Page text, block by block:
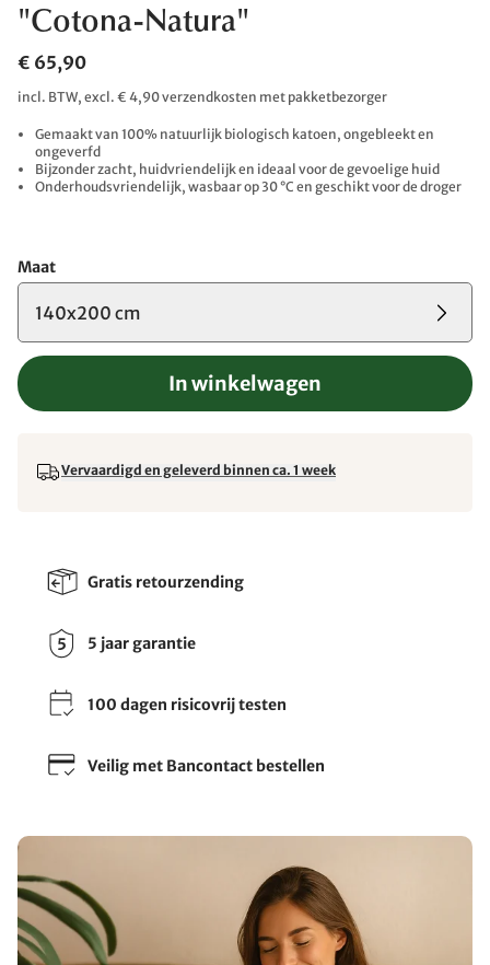
"Cotona-Natura"
€ 65,90
incl. BTW, excl. € 4,90 verzendkosten met pakketbezorger
Gemaakt van 100% natuurlijk biologisch katoen, ongebleekt en
ongeverfd
Bijzonder zacht, huidvriendelijk en ideaal voor de gevoelige huid
Onderhoudsvriendelijk, wasbaar op 30 °C en geschikt voor de droger
Maat
140x200 cm
In winkelwagen
Vervaardigd en geleverd binnen ca. 1 week
Gratis retourzending
5 jaar garantie
100 dagen risicovrij testen
Veilig met Bancontact bestellen